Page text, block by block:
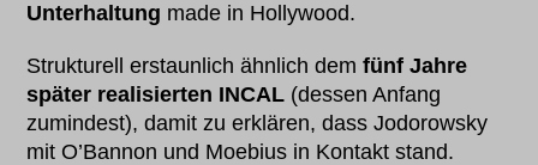
Unterhaltung made in Hollywood.
Strukturell erstaunlich ähnlich demfünf Jahre
später realisierten INCAL (dessen Anfang
zumindest), damit zu erklären, dass Jodorowsky
mit O’Bannon und Moebius in Kontakt stand.